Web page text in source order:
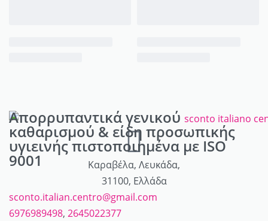
Απορρυπαντικά γενικού
καθαρισμού & είδη προσωπικής
υγιεινής πιστοποιημένα με ISO
9001
Καραβέλα, Λευκάδα,
31100, Ελλάδα
sconto.italian.centro@gmail.com
6976989498, 2645022377